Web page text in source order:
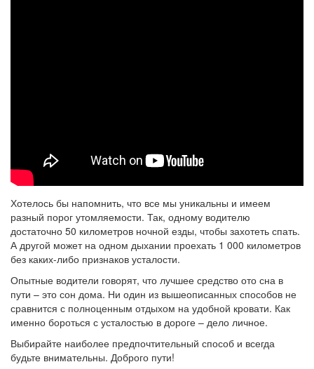
Хотелось бы напомнить, что все мы уникальны и имеем
разный порог утомляемости. Так, одному водителю
достаточно 50 километров ночной езды, чтобы захотеть спать.
А другой может на одном дыхании проехать 1 000 километров
без каких-либо признаков усталости.
Опытные водители говорят, что лучшее средство ото сна в
пути – это сон дома. Ни один из вышеописанных способов не
сравнится с полноценным отдыхом на удобной кровати. Как
именно бороться с усталостью в дороге – дело личное.
Выбирайте наиболее предпочтительный способ и всегда
будьте внимательны. Доброго пути!